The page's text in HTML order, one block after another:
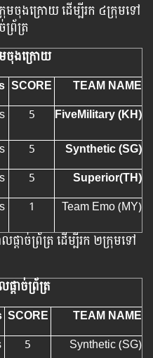
រុម​ចុង​ក្រោយ ដើម្បីរក​ ៤​ក្រុម​ទៅ​
ព្រ័ត្រ
ម​ចុង​ក្រោយ
SCORE
TEAM NAME
5
FiveMilitary (KH)
5
Synthetic (SG)
5
Superior(TH)
1
Team Emo (MY)
ល​ផ្ដាច់​ព្រ័ត្រ ដើម្បី​រក​ ២ក្រុមទៅ​
ដាច់​ព្រ័ត្រ
SCORE
TEAM NAME
5
Synthetic (SG)